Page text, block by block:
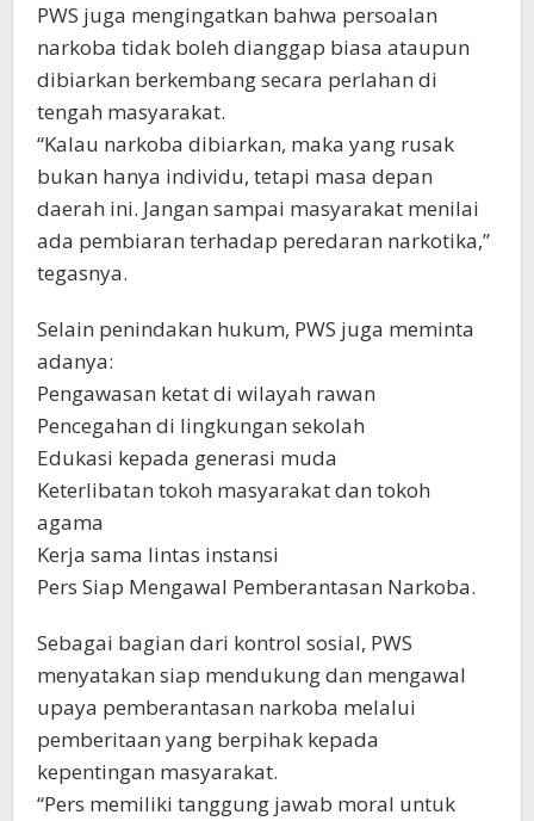
PWS juga mengingatkan bahwa persoalan
narkoba tidak boleh dianggap biasa ataupun
dibiarkan berkembang secara perlahan di
tengah masyarakat.
“Kalau narkoba dibiarkan, maka yang rusak
bukan hanya individu, tetapi masa depan
daerah ini. Jangan sampai masyarakat menilai
ada pembiaran terhadap peredaran narkotika,”
tegasnya.
Selain penindakan hukum, PWS juga meminta
adanya:
Pengawasan ketat di wilayah rawan
Pencegahan di lingkungan sekolah
Edukasi kepada generasi muda
Keterlibatan tokoh masyarakat dan tokoh
agama
Kerja sama lintas instansi
Pers Siap Mengawal Pemberantasan Narkoba.
Sebagai bagian dari kontrol sosial, PWS
menyatakan siap mendukung dan mengawal
upaya pemberantasan narkoba melalui
pemberitaan yang berpihak kepada
kepentingan masyarakat.
“Pers memiliki tanggung jawab moral untuk